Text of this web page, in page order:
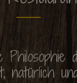
natürlich